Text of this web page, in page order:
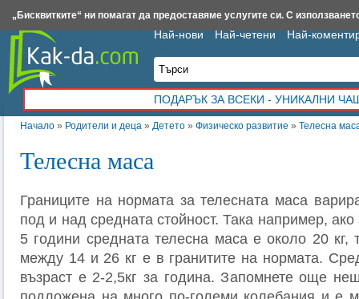
Начало » Родители и деца » Детето » Физическо развитие » Телесна
Телесна маса
Границите на нормата за телесната маса
под и над средната стойност. Така например, ако
5 години средната телесна маса е около 20 кг,
между 14 и 26 кг е в гранитите на нормата.
възраст е 2-2,5кг за година. Запомнете още
Най-нови Най-четени Най-
ПОДАРЪК ЗА ВСЕКИ - УНИКАЛНИ
Insert.bg Framar.bg Kak-da.com Iztochnik.com BauBau.bg NewAge.bg
„Бисквитките“ ни помагат да предоставяме услугите си. С